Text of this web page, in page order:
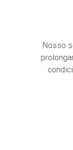
Nosso